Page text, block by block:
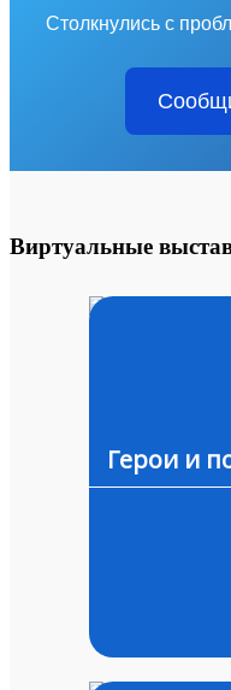
Столкнулись с
Виртуальные
Герои и